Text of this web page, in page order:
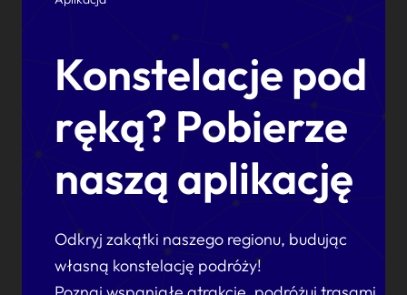
Konstelacje pod
ręką? Pobierze
naszą aplikację
Odkryj zakątki naszego regionu, budując
własną konstelację podróży!